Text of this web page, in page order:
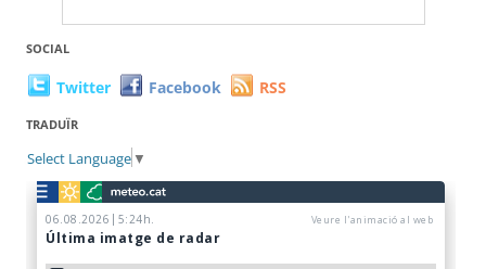
SOCIAL
Twitter Facebook RSS
TRADUÏR
Select Language ▼